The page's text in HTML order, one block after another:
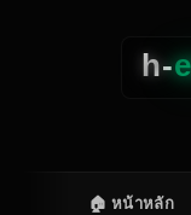
h-
🏠 หน้าหลัก